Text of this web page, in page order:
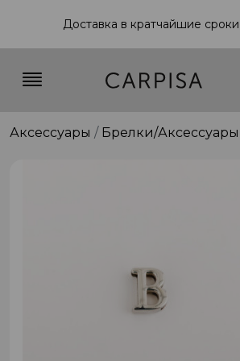
Доставка в кратчайшие сроки
Аксессуары Брелки/Аксессуары